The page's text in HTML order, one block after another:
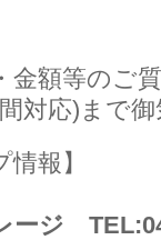
金額等のご
対応)まで
情報】
ージ